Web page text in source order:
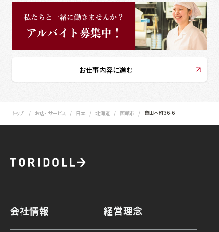
お仕事内容に進む
トップ お店・ サービス 日本 北海道 函館市 亀田本町36-6
会社情報 経営理念